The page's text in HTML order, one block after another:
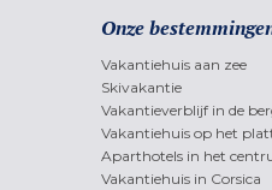
Onze
Vakantiehuis aan zee
Skivakantie
Vakantieverblijf in de
Vakantiehuis op het
Aparthotels in het
Vakantiehuis in Corsica